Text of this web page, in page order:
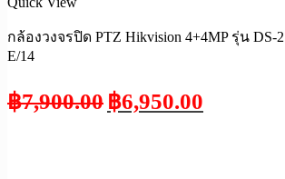
กล้องวงจรปิด PTZ Hikvision 4+4MP รุ่น DS-
E/14
฿7,900.00 ฿6,950.00